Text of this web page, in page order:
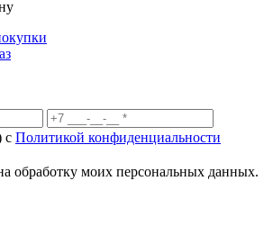
с Политикой конфиденциальности
обработку моих персональных данных.